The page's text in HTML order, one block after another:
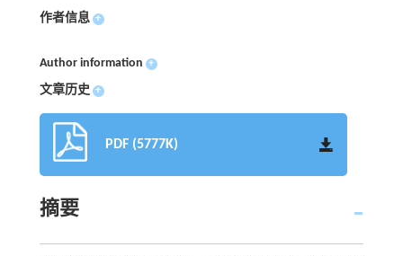
作者信息 +
Author information +
文章历史 +
PDF (5777K)
摘要